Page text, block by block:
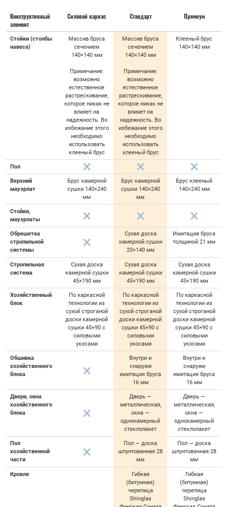
Конструктивный
элемент
Силовой каркас Стандарт Премиум
Стойки (столбы
навеса)
Массив бруса
сечением
140×140 мм
Примечание:
возможно
естественное
растрескивание,
которое никак не
влияет на
надежность. Во
избежание этого
необходимо
использовать
клееный брус
Массив бруса
сечением
140×140 мм
Примечание:
возможно
естественное
растрескивание,
которое никак не
влияет на
надежность. Во
избежание этого
необходимо
использовать
клееный брус
Клееный брус
140×140 мм
Пол
Верхний
мауэрлат
Брус камерной
сушки 140×240
мм
Брус камерной
сушки 140×240
мм
Брус клееный
140×240 мм
Стойки,
мауэрлаты
Обрешетка
стропильной
системы
Сухая доска
камерной сушки
20×140 мм
Имитация бруса
толщиной 21 мм
Стропильная
система
Сухая доска
камерной сушки
45×190 мм
Сухая доска
камерной сушки
45×190 мм
Сухая доска
камерной сушки
45×190 мм
Хозяйственный
блок
По каркасной
технологии из
сухой строганой
доски камерной
сушки 45×90 с
силовыми
укосами
По каркасной
технологии из
сухой строганой
доски камерной
сушки 45×90 с
силовыми
укосами
По каркасной
технологии из
сухой строганой
доски камерной
сушки 45×90 с
силовыми
укосами
Обшивка
хозяйственного
блока
Внутри и
снаружи
имитация бруса
16 мм
Внутри и
снаружи
имитация бруса
16 мм
Двери, окна
хозяйственного
блока
Дверь —
металлическая,
окна —
однокамерный
стеклопакет
Дверь —
металлическая,
окна —
однокамерный
стеклопакет
Пол
хозяйственной
части
Пол — доска
шпунтованная 28
мм
Пол — доска
шпунтованная 28
мм
Кровля
Гибкая
(битумная)
черепица
Shinglas
Гибкая
(битумная)
черепица
Shinglas